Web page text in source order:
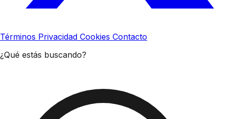
Términos Privacidad Cookies Contacto
¿Qué estás buscando?